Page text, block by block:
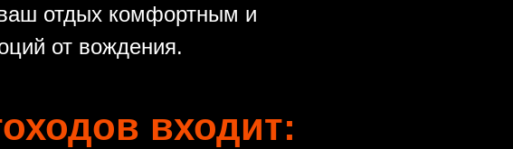
отдых комфортным и
от вождения.
входит: